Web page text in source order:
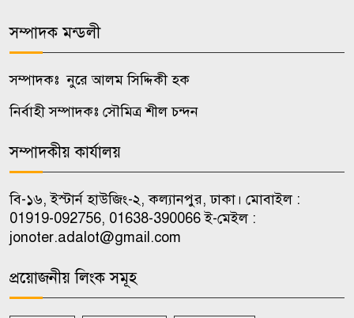
পাংশায় জুলাই যোদ্ধাদের সংবর্ধনা ও
দোয়া মাহফিল
নেই
নওগাঁর মান্দায় চোলাই মদসহ
গ্রেফতার ১
১০
সম্পাদক মন্ডলী
সম্পাদকঃ নুরে আলম সিদ্দিকী হক
নির্বাহী সম্পাদকঃ সৌমিত্র শীল চন্দন
সম্পাদকীয় কার্যালয়
বি-১৬, ইস্টার্ন হাউজিং-২, কল্যানপুর, ঢাকা। মোবাইল :
01919-092756, 01638-390066 ই-মেইল :
jonoter.adalot@gmail.com
প্রয়োজনীয় লিংক সমূহ